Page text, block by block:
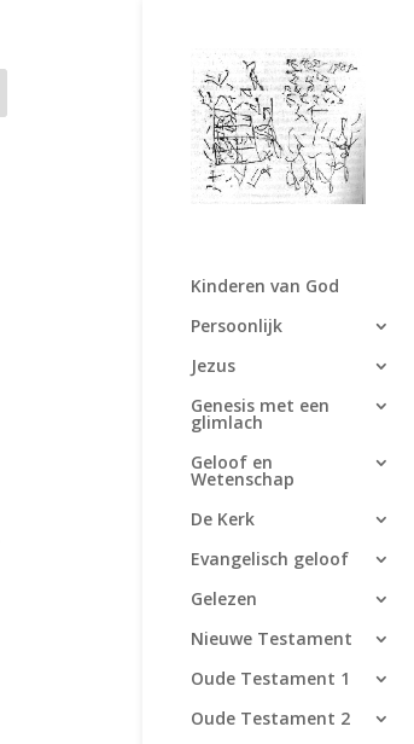
Kinderen van God
Persoonlijk
Jezus
Genesis met een
glimlach
Geloof en
Wetenschap
De Kerk
Evangelisch geloof
Gelezen
Nieuwe Testament
Oude Testament 1
Oude Testament 2